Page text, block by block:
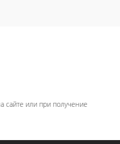
сайте или при получение